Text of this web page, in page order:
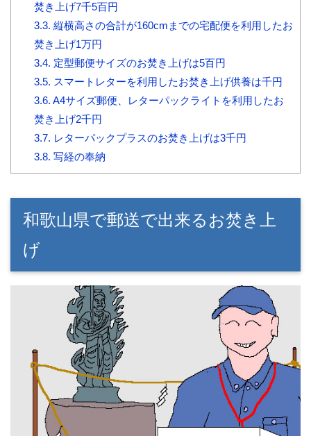
焚き上げ7千5百円
3.3. 縦横高さの合計が160cmまでの宅配便を利用したお
焚き上げ1万円
3.4. 定型郵便サイズのお焚き上げは5百円
3.5. スマートレターを利用したお焚き上げ供養は千円
3.6. A4サイズ郵便、レターパックライトを利用したお
焚き上げ2千円
3.7. レターパックプラスのお焚き上げは3千円
3.8. 写経の奉納
和歌山県で郵送で出来るお焚き上
げ